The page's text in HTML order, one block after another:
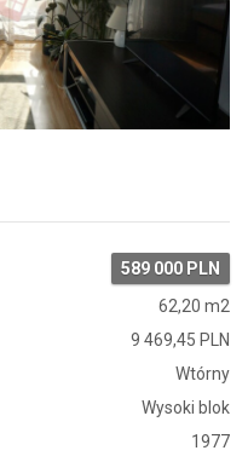
589 000 PLN
62,20 m2
9 469,45 PLN
Wtórny
Wysoki blok
1977